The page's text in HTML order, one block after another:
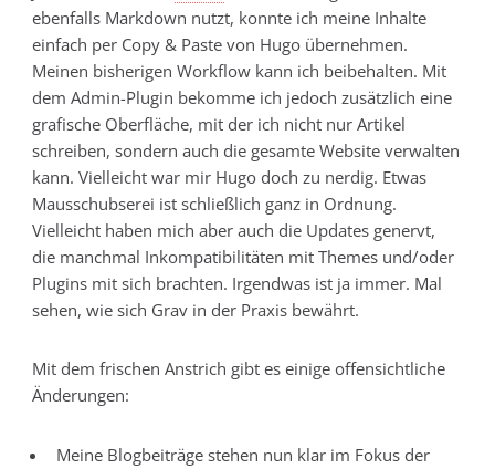
ebenfalls Markdown nutzt, konnte ich meine Inhalte
einfach per Copy & Paste von Hugo übernehmen.
Meinen bisherigen Workflow kann ich beibehalten. Mit
dem Admin-Plugin bekomme ich jedoch zusätzlich eine
grafische Oberfläche, mit der ich nicht nur Artikel
schreiben, sondern auch die gesamte Website verwalten
kann. Vielleicht war mir Hugo doch zu nerdig. Etwas
Mausschubserei ist schließlich ganz in Ordnung.
Vielleicht haben mich aber auch die Updates genervt,
die manchmal Inkompatibilitäten mit Themes und/oder
Plugins mit sich brachten. Irgendwas ist ja immer. Mal
sehen, wie sich Grav in der Praxis bewährt.
Mit dem frischen Anstrich gibt es einige offensichtliche
Änderungen:
Meine Blogbeiträge stehen nun klar im Fokus der